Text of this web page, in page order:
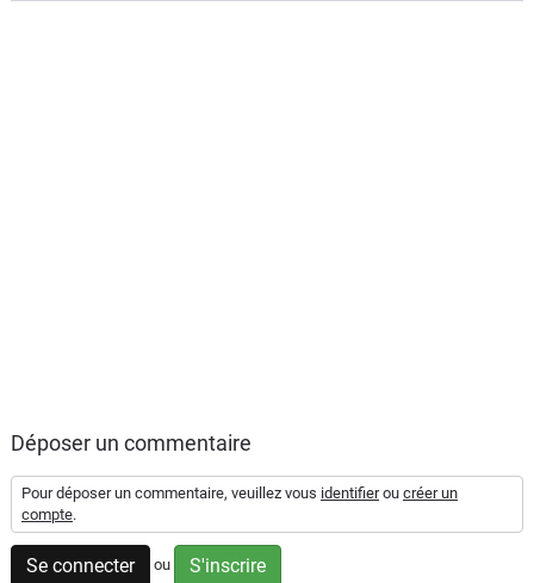
Déposer un commentaire
Pour déposer un commentaire, veuillez vous identifierou créer un
compte.
Se connecter ou S'inscrire